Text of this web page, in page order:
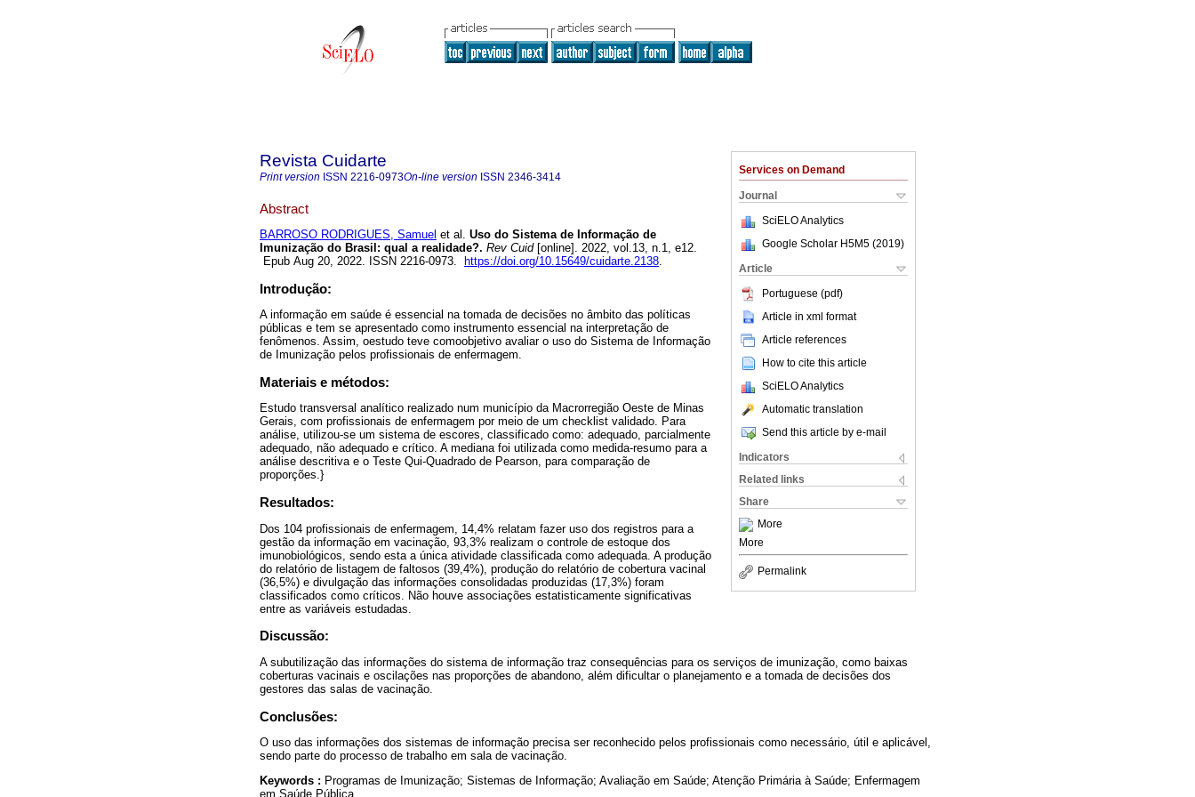
Services on Demand
Journal
SciELO Analytics
Google Scholar H5M5 (2019)
Article
Portuguese (pdf)
Article in xml format
Article references
How to cite this article
SciELO Analytics
Automatic translation
Send this article by e-mail
Indicators
Related links
Share
More
More
Permalink
Revista Cuidarte
Print version ISSN 2216-0973On-line version ISSN 2346-3414
Abstract
BARROSO RODRIGUES, Samuel et al. Uso do Sistema de Informação de
Imunização do Brasil: qual a realidade?. Rev Cuid[online]. 2022, vol.13, n.1, e12.
Epub Aug 20, 2022. ISSN 2216-0973.
https://doi.org/10.15649/cuidarte.2138.
Introdução:
A informação em saúde é essencial na tomada de decisões no âmbito das políticas
públicas e tem se apresentado como instrumento essencial na interpretação de
fenômenos. Assim, oestudo teve comoobjetivo avaliar o uso do Sistema de Informação
de Imunização pelos profissionais de enfermagem.
Materiais e métodos:
Estudo transversal analítico realizado num município da Macrorregião Oeste de Minas
Gerais, com profissionais de enfermagem por meio de um checklist validado. Para
análise, utilizou-se um sistema de escores, classificado como: adequado, parcialmente
adequado, não adequado e crítico. A mediana foi utilizada como medida-resumo para a
análise descritiva e o Teste Qui-Quadrado de Pearson, para comparação de
proporções.}
Resultados:
Dos 104 profissionais de enfermagem, 14,4% relatam fazer uso dos registros para a
gestão da informação em vacinação, 93,3% realizam o controle de estoque dos
imunobiológicos, sendo esta a única atividade classificada como adequada. A produção
do relatório de listagem de faltosos (39,4%), produção do relatório de cobertura vacinal
(36,5%) e divulgação das informações consolidadas produzidas (17,3%) foram
classificados como críticos. Não houve associações estatisticamente significativas
entre as variáveis estudadas.
Discussão:
A subutilização das informações do sistema de informação traz consequências para os serviços de imunização, como baixas
coberturas vacinais e oscilações nas proporções de abandono, além dificultar o planejamento e a tomada de decisões dos
gestores das salas de vacinação.
Conclusões:
O uso das informações dos sistemas de informação precisa ser reconhecido pelos profissionais como necessário, útil e aplicável,
sendo parte do processo de trabalho em sala de vacinação.
Keywords : Programas de Imunização; Sistemas de Informação; Avaliação em Saúde; Atenção Primária à Saúde; Enfermagem
em Saúde Pública.